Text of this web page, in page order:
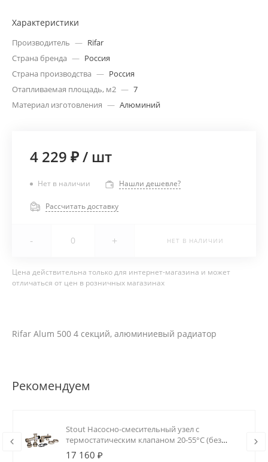
Характеристики
Производитель — Rifar
Страна бренда — Россия
Страна производства — Россия
Отапливаемая площадь, м2 — 7
Материал изготовления — Алюминий
4 229 ₽/ шт
Нет в наличии Нашли дешевле?
Рассчитать доставку
- + НЕТ В НАЛИЧИИ
Цена действительна только для интернет-магазина и может
отличаться от цен в розничных магазинах
Rifar Alum 500 4 секций, алюминиевый радиатор
Рекомендуем
Stout Насосно-смесительный узел с
термостатическим клапаном 20-55°C (без
насоса)
17 160 ₽